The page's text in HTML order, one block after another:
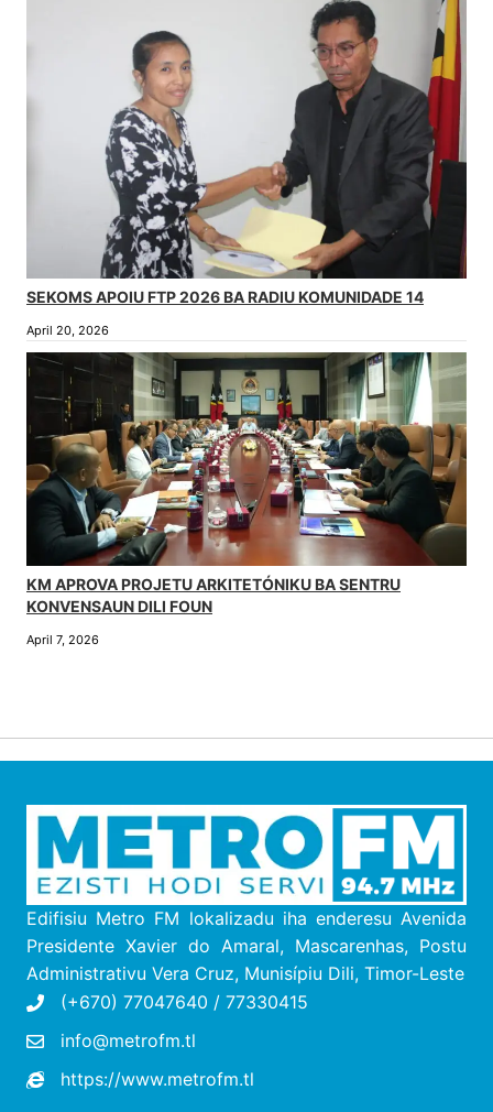
SEKOMS APOIU FTP 2026 BA RADIU KOMUNIDADE 14
April 20, 2026
KM APROVA PROJETU ARKITETÓNIKU BA SENTRU
KONVENSAUN DILI FOUN
April 7, 2026
Edifisiu Metro FM lokalizadu iha enderesu Avenida
Presidente Xavier do Amaral, Mascarenhas, Postu
Administrativu Vera Cruz, Munisípiu Dili, Timor-Leste
(+670) 77047640 / 77330415
info@metrofm.tl
https://www.metrofm.tl